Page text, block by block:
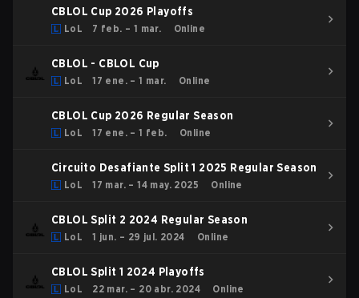
CBLOL Cup 2026 Playoffs
LoL 7 feb. – 1 mar. Online
CBLOL - CBLOL Cup
LoL 17 ene. – 1 mar. Online
CBLOL Cup 2026 Regular Season
LoL 17 ene. – 1 feb. Online
Circuito Desafiante Split 1 2025 Regular Season
LoL 17 mar. – 14 may. 2025 Online
CBLOL Split 2 2024 Regular Season
LoL 1 jun. – 29 jul. 2024 Online
CBLOL Split 1 2024 Playoffs
LoL 22 mar. – 20 abr. 2024 Online